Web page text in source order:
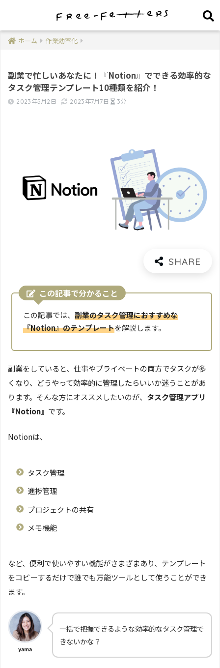
ホーム 作業効率化
副業で忙しいあなたに！『Notion』でできる効率的な
タスク管理テンプレート10種類を紹介！
2023年5月2日 2023年7月7日 3分
この記事で分かること
この記事では、 副業のタスク管理におすすめな
『Notion』のテンプレートを解説します。
副業をしていると、仕事やプライベートの両方でタスクが多
くなり、どうやって効率的に管理したらいいか迷うことがあ
ります。そんな方にオススメしたいのが、 タスク管理アプリ
『Notion』 です。
Notionは、
タスク管理
進捗管理
プロジェクトの共有
メモ機能
など、便利で使いやすい機能がさまざまあり、テンプレート
をコピーするだけで誰でも万能ツールとして使うことができ
ます。
yama
一括で把握できるような効率的なタスク管理で
きないかな？